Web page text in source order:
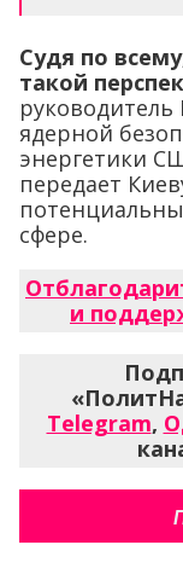
Судя по
такой
ядерной
энергетики
передает
сфере.
и
Telegram,